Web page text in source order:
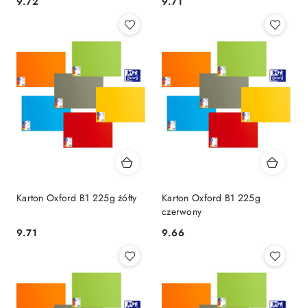
Cena: Cena:
Karton Oxford B1 225g żółty
Cena:
9.71
Karton Oxford B1 225g
czerwony
Cena:
9.66